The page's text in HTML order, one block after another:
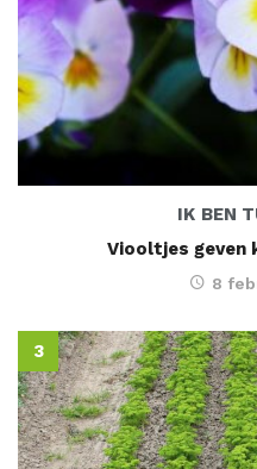
IK BEN
Viooltjes geven
8